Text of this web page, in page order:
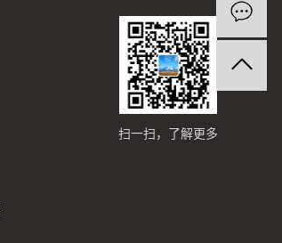
扫一扫，了解更多